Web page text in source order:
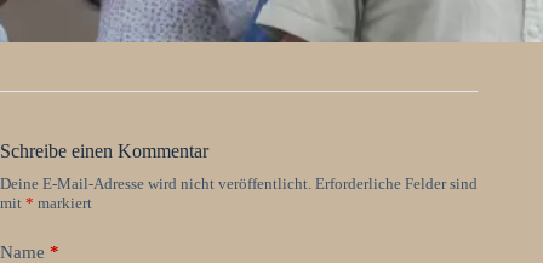
Schreibe einen Kommentar
Deine E-Mail-Adresse wird nicht veröffentlicht. Erforderliche Felder sind
mit * markiert
Name *